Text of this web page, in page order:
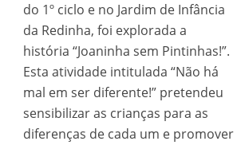
do 1º ciclo e no Jardim de Infância
da Redinha, foi explorada a
história “Joaninha sem Pintinhas!”.
Esta atividade intitulada “Não há
mal em ser diferente!” pretendeu
sensibilizar as crianças para as
diferenças de cada um e promover